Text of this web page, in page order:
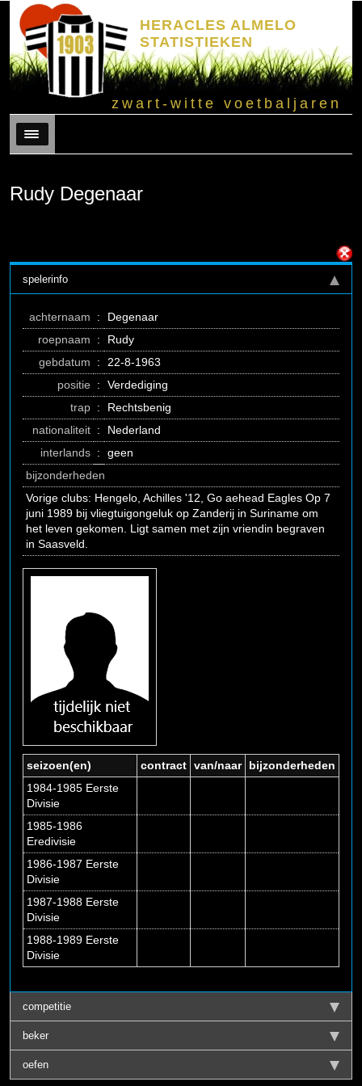
HERACLES ALMELO
STATISTIEKEN
zwart-witte voetbaljaren
Menu
Rudy Degenaar
spelerinfo
achternaam :
Degenaar
roepnaam
:
Rudy
gebdatum
:
22-8-1963
positie :
Verdediging
trap :
Rechtsbenig
nationaliteit :
Nederland
interlands :
geen
bijzonderheden
Vorige clubs: Hengelo, Achilles '12, Go aehead Eagles Op 7
juni 1989 bij vliegtuigongeluk op Zanderij in Suriname om
het leven gekomen. Ligt samen met zijn vriendin begraven
in Saasveld.
seizoen(en) contract van/naar
bijzonderheden
1984-1985 Eerste
Divisie
1985-1986
Eredivisie
1986-1987 Eerste
Divisie
1987-1988 Eerste
Divisie
1988-1989 Eerste
Divisie
competitie
beker
oefen